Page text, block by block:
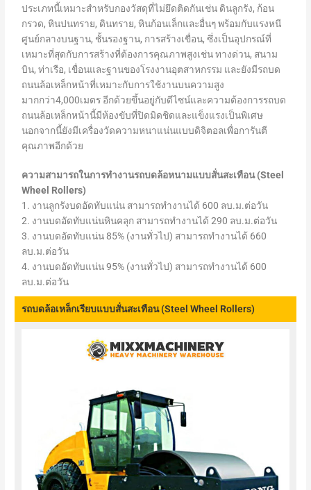
ประเภทนี้เหมาะสำหรับกองวัสดุที่ไม่ยึดติดกันเช่น ดินลูกรัง, ก้อน
กรวด, หินปนทราย, ดินทราย, หินก้อนเล็กและอื่นๆ พร้อมกับแรงหนี
ศูนย์กลางบนฐาน, ชั้นรองฐาน, การสร้างเขื่อน, ซึ่งเป็นอุปกรณ์ที่
เหมาะที่สุดกับการสร้างที่ต้องการคุณภาพสูงเช่น ทางด่วน, สนาม
บิน, ท่าเรือ, เขื่อนและฐานของโรงงานอุตสาหกรรม และยังมีรถบด
ถนนล้อเหล็กหน้าที่เหมาะกับการใช้งานบนความสูง
มากกว่า4,000เมตร อีกด้วยขึ้นอยู่กับดีไซน์และความต้องการรถบด
ถนนล้อเหล็กหน้านี้มีห้องขับที่ปิดมิดชิดและแข็งแรงเป็นพิเศษ
นอกจากนี้ยังมีเครื่องวัดความหนาแน่นแบบดิจิตอลเพื่อการันตี
คุณภาพอีกด้วย
ความสามารถในการทำงานรถบดล้อหนามแบบสั่นสะเทือน (Steel
Wheel Rollers)
1. งานลูกรังบดอัดทับแน่น สามารถทำงานได้ 600 ลบ.ม.ต่อวัน
2. งานบดอัดทับแน่นหินคลุก สามารถทำงานได้ 290 ลบ.ม.ต่อวัน
3. งานบดอัดทับแน่น 85% (งานทั่วไป) สามารถทำงานได้ 660
ลบ.ม.ต่อวัน
4. งานบดอัดทับแน่น 95% (งานทั่วไป) สามารถทำงานได้ 600
ลบ.ม.ต่อวัน
รถบดล้อเหล็กเรียบแบบสั่นสะเทือน (Steel Wheel Rollers)